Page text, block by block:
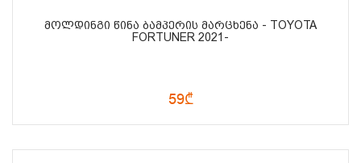
ᲛᲝᲚᲓᲘᲜᲒᲘ ᲬᲘᲜᲐ ᲑᲐᲛᲞᲔᲠᲘᲡ ᲛᲐᲠᲪᲮᲔᲜᲐ - TOYOTA
FORTUNER 2021-
59₾